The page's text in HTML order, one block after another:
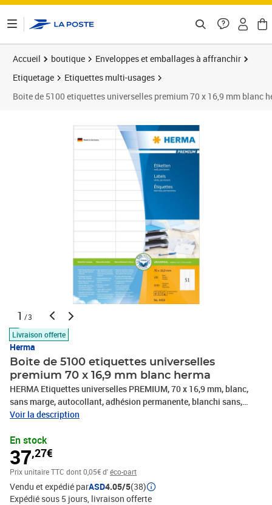
Accueil boutique
Enveloppes et emballages à affranchir
Etiquetage
Etiquettes multi-usages
Boite de 5100 etiquettes universelles premium 70 x 16,9 mm blanc
1 /3
Livraison offerte
Herma
Boite de 5100 etiquettes universelles
premium 70 x 16,9 mm blanc herma
HERMA Etiquettes universelles PREMIUM, 70 x 16,9 mm, blanc,
sans marge, autocollant, adhésion permanente, blanchi sans,
chlore, certifié PEFC, pour imprimante à jet d'encre, à laser, couleur
feuilles A4, -4459
Voir la description
En stock
37,27€
Prix unitaire TTC dont 0,05€ d'éco-part
Vendu et expédié parASD4.05/5(38)
Expédié sous 5 jours livraison offerte